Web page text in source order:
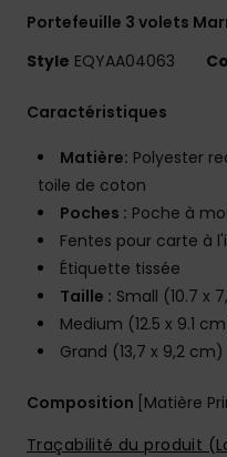
Portefeuille 3 volets
Style EQYAA04063
Caractéristiques
Matière: Polyester
toile de coton
Poches : Poche à
Fentes pour carte à
Étiquette tissée
Taille : Small (10.7 x
Medium (12.5 x 9.1
Grand (13,7 x 9,2 cm)
Composition [Matière
Traçabilité du produit